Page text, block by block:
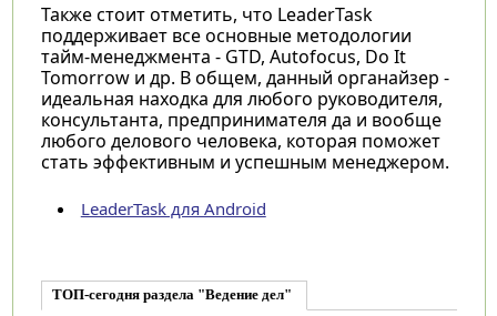
Также стоит отметить, что LeaderTask
поддерживает все основные методологии
тайм-менеджмента - GTD, Autofocus, Do It
Tomorrow и др. В общем, данный органайзер -
идеальная находка для любого руководителя,
консультанта, предпринимателя да и вообще
любого делового человека, которая поможет
стать эффективным и успешным менеджером.
LeaderTask для Android
ТОП-сегодня раздела "Ведение дел"